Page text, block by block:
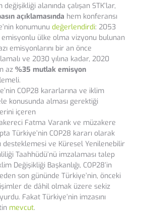
alanında çalışan STK’lar,
açıklamasında hem konferansı
konumunu değerlendirdi: 2053
emisyonlu ülke olma vizyonu bulunan
emisyonlarını bir an önce
ve 2030 yılına kadar, 2020
az %35 mutlak emisyon
COP28 kararlarına ve iklim
konusunda alması gerektiği
içeren
Fatma Varank ve müzakere
Türkiye’nin COP28 kararı olarak
desteklemesi ve Küresel Yenilenebilir
Taahhüdü’nü imzalaması talep
Değişikliği Başkanlığı, COP28’in
son gününde Türkiye’nin, önceki
de dâhil olmak üzere sekiz
Fakat Türkiye’nin imzasını
mevcut.